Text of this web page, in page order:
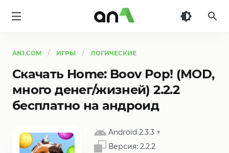
AN1.COM ИГРЫ ЛОГИЧЕСКИЕ
Скачать Home: Boov Pop! (MOD,
много денег/жизней) 2.2.2
бесплатно на андроид
Android 2.3.3 +
Версия: 2.2.2